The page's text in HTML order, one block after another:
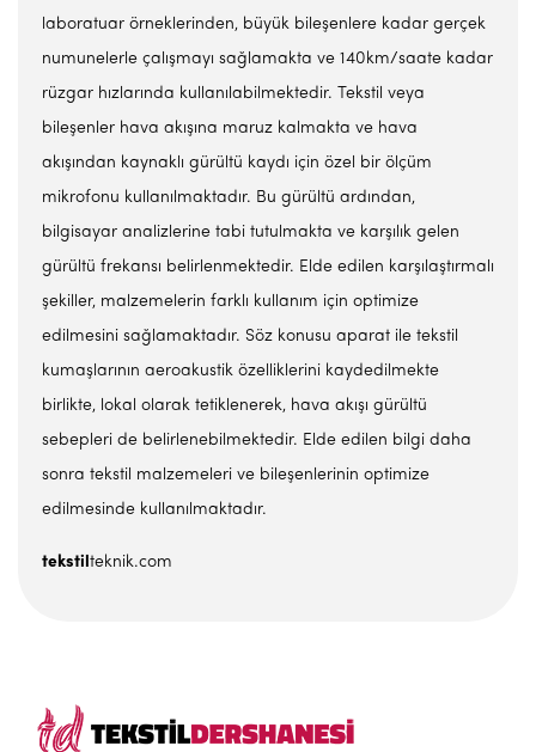
laboratuar örneklerinden, büyük bileşenlere kadar gerçek
numunelerle çalışmayı sağlamakta ve 140km/saate kadar
rüzgar hızlarında kullanılabilmektedir. Tekstil veya
bileşenler hava akışına maruz kalmakta ve hava
akışından kaynaklı gürültü kaydı için özel bir ölçüm
mikrofonu kullanılmaktadır. Bu gürültü ardından,
bilgisayar analizlerine tabi tutulmakta ve karşılık gelen
gürültü frekansı belirlenmektedir. Elde edilen karşılaştırmalı
şekiller, malzemelerin farklı kullanım için optimize
edilmesini sağlamaktadır. Söz konusu aparat ile tekstil
kumaşlarının aeroakustik özelliklerini kaydedilmekte
birlikte, lokal olarak tetiklenerek, hava akışı gürültü
sebepleri de belirlenebilmektedir. Elde edilen bilgi daha
sonra tekstil malzemeleri ve bileşenlerinin optimize
edilmesinde kullanılmaktadır.
tekstilteknik.com